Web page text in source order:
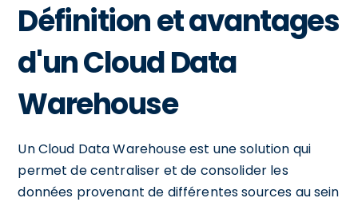
Définition et avantages
d'un Cloud Data
Warehouse
Un Cloud Data Warehouse est une solution qui
permet de centraliser et de consolider les
données provenant de différentes sources au sein